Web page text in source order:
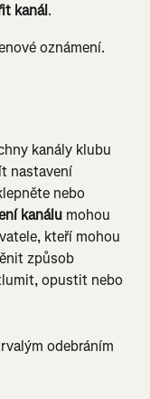
kanál.
oznámení.
kanály klubu
nastavení
nebo
kanálu mohou
kteří mohou
způsob
opustit nebo
odebráním